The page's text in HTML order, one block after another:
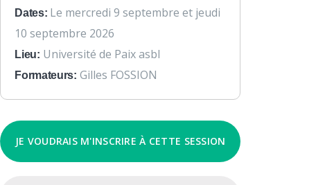
Dates: Le mercredi 9 septembre et jeudi
10 septembre 2026
Lieu: Université de Paix asbl
Formateurs: Gilles FOSSION
JE VOUDRAIS M'INSCRIRE À CETTE SESSION